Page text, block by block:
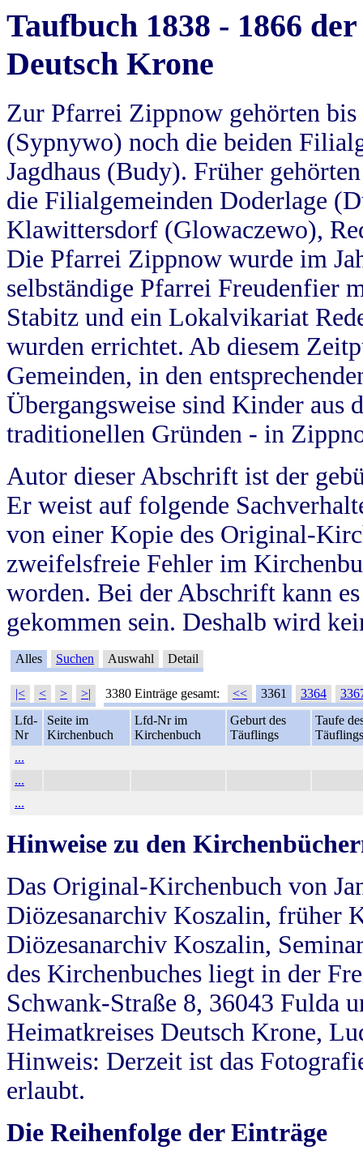
Taufbuch 1838 - 1866
Deutsch Krone
Zur Pfarrei Zippnow gehörten
(Sypnywo) noch die beiden
Jagdhaus (Budy). Früher
die Filialgemeinden Doderlage
Klawittersdorf (Glowaczewo),
Die Pfarrei Zippnow wurde im
selbständige Pfarrei Freudenfier
Stabitz und ein Lokalvikariat
wurden errichtet. Ab diesem
Gemeinden, in den
Übergangsweise sind Kinder aus
traditionellen Gründen - in
Autor dieser Abschrift ist der
Er weist auf folgende
von einer Kopie des Original-
zweifelsfreie Fehler im
worden. Bei der Abschrift kann
gekommen sein. Deshalb wird
Alles Suchen Auswahl Detail
|< < > >| 3380 Einträge gesamt: << 3361 3364
Lfd-
Nr
Seite im
Kirchenbuch
Lfd-Nr im
Kirchenbuch
Geburt des
Täuflings
Taufe
Täuflings
...
...
...
Hinweise zu den
Das Original-Kirchenbuch von
Diözesanarchiv Koszalin, früher
Diözesanarchiv Koszalin,
des Kirchenbuches liegt in der
Schwank-Straße 8, 36043 Fulda
Heimatkreises Deutsch Krone,
Hinweis: Derzeit ist das
erlaubt.
Die Reihenfolge der Einträge